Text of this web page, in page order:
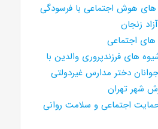
های هوش اجتماعی با فرسودگی
زنجان
اجتماعی
های فرزندپروری والدین با
دختر مدارس غیردولتی
اجتماعی و سلامت روانی